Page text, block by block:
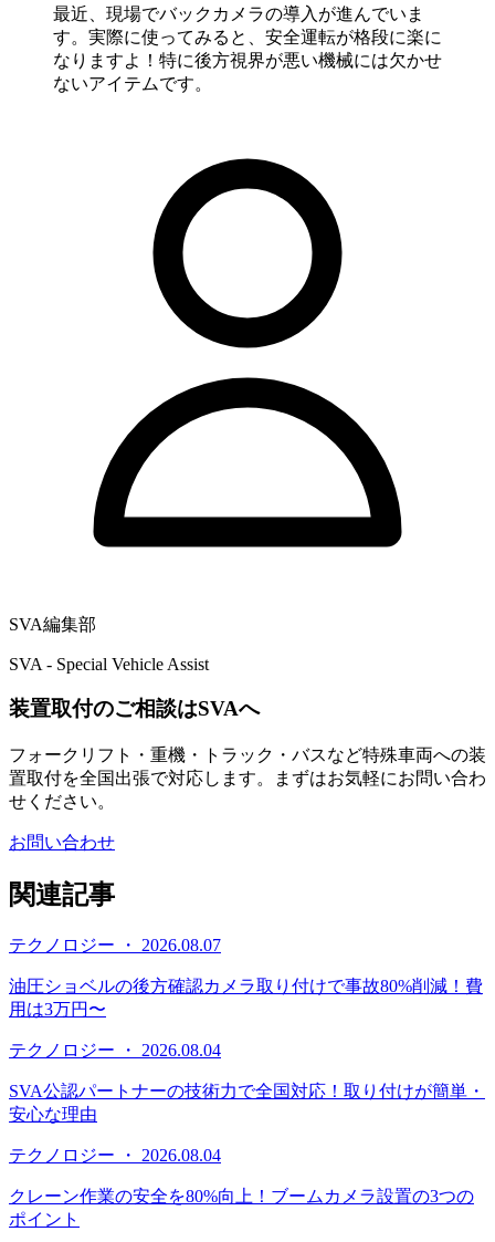
最近、現場でバックカメラの導入が進んでいま
す。実際に使ってみると、安全運転が格段に楽に
なりますよ！特に後方視界が悪い機械には欠かせ
ないアイテムです。
SVA編集部
SVA - Special Vehicle Assist
装置取付のご相談はSVAへ
フォークリフト・重機・トラック・バスなど特殊車両への装
置取付を全国出張で対応します。まずはお気軽にお問い合わ
せください。
お問い合わせ
関連記事
テクノロジー ・ 2026.08.07
油圧ショベルの後方確認カメラ取り付けで事故80%削減！費
用は3万円〜
テクノロジー ・ 2026.08.04
SVA公認パートナーの技術力で全国対応！取り付けが簡単・
安心な理由
テクノロジー ・ 2026.08.04
クレーン作業の安全を80%向上！ブームカメラ設置の3つの
ポイント